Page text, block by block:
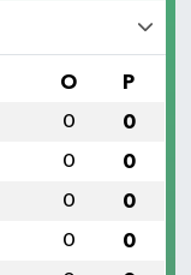
O P
0 0
0 0
0 0
0 0